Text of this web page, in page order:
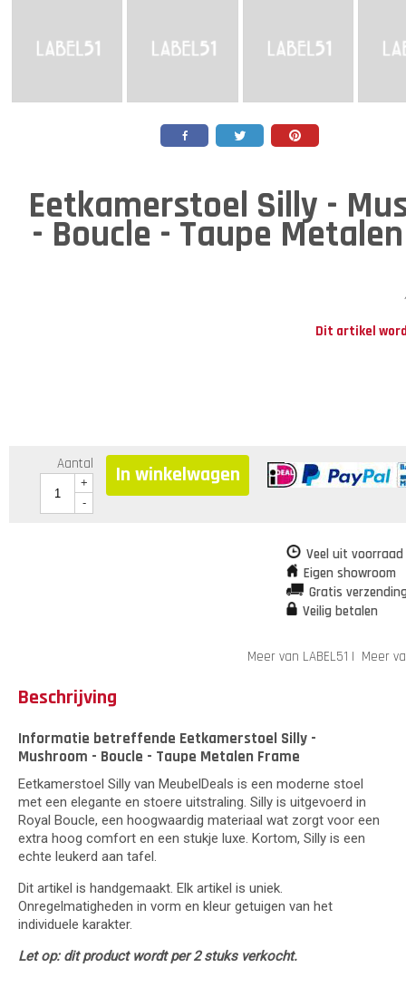
Eetkamerstoel Silly -
- Boucle - Taupe
Dit artikel
Aantal
+
-
In winkelwagen
Veel uit
Eigen showroom
Gratis
Veilig betalen
Meer van LABEL51 | Meer
Beschrijving
Informatie betreffende Eetkamerstoel Silly -
Mushroom - Boucle - Taupe Metalen Frame
Eetkamerstoel Silly van MeubelDeals is een moderne stoel
met een elegante en stoere uitstraling. Silly is uitgevoerd in
Royal Boucle, een hoogwaardig materiaal wat zorgt voor een
extra hoog comfort en een stukje luxe. Kortom, Silly is een
echte leukerd aan tafel.
Dit artikel is handgemaakt. Elk artikel is uniek.
Onregelmatigheden in vorm en kleur getuigen van het
individuele karakter.
Let op: dit product wordt per 2 stuks verkocht.